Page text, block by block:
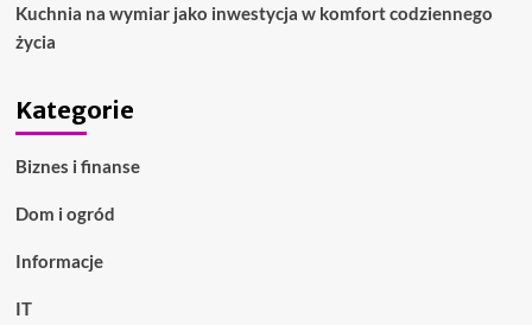
Kuchnia na wymiar jako inwestycja w komfort codziennego
życia
Kategorie
Biznes i finanse
Dom i ogród
Informacje
IT